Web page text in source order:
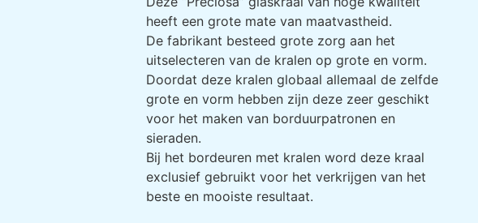
heeft een grote mate van maatvastheid.
De fabrikant besteed grote zorg aan het
uitselecteren van de kralen op grote en vorm.
Doordat deze kralen globaal allemaal de zelfde
grote en vorm hebben zijn deze zeer geschikt
voor het maken van borduurpatronen en
sieraden.
Bij het bordeuren met kralen word deze kraal
exclusief gebruikt voor het verkrijgen van het
beste en mooiste resultaat.